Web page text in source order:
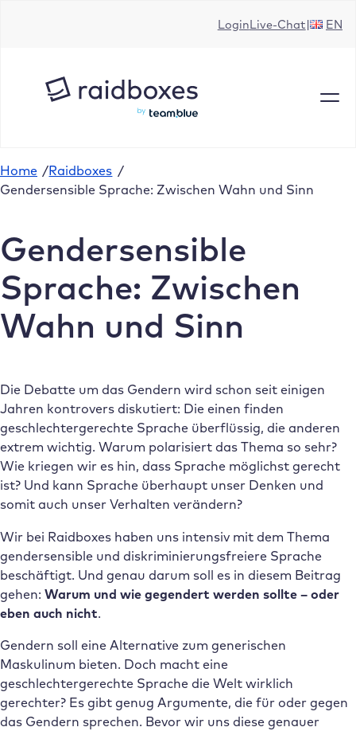
LoginLive-Chat EN
Home /Raidboxes /
Gendersensible Sprache: Zwischen Wahn und Sinn
Gendersensible
Sprache: Zwischen
Wahn und Sinn
Die Debatte um das Gendern wird schon seit einigen
Jahren kontrovers diskutiert: Die einen finden
geschlechtergerechte Sprache überflüssig, die anderen
extrem wichtig. Warum polarisiert das Thema so sehr?
Wie kriegen wir es hin, dass Sprache möglichst gerecht
ist? Und kann Sprache überhaupt unser Denken und
somit auch unser Verhalten verändern?
Wir bei Raidboxes haben uns intensiv mit dem Thema
gendersensible und diskriminierungsfreiere Sprache
beschäftigt. Und genau darum soll es in diesem Beitrag
gehen: Warum und wie gegendert werden sollte – oder
eben auch nicht.
Gendern soll eine Alternative zum generischen
Maskulinum bieten. Doch macht eine
geschlechtergerechte Sprache die Welt wirklich
gerechter? Es gibt genug Argumente, die für oder gegen
das Gendern sprechen. Bevor wir uns diese genauer